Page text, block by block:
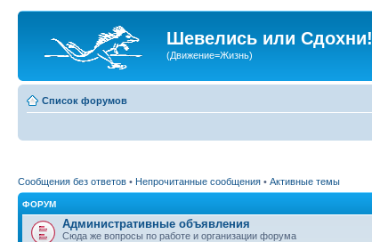
Шевелись или Сдохни!
(Движение=Жизнь)
Список форумов
Сообщения без ответов • Непрочитанные сообщения • Активные темы
ФОРУМ
Административные объявления
Сюда же вопросы по работе и организации форума